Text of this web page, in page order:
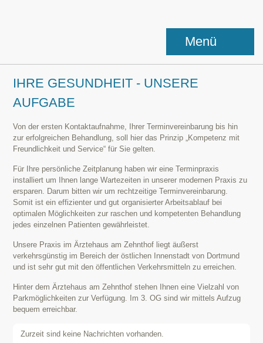
Menü
IHRE GESUNDHEIT - UNSERE
AUFGABE
Von der ersten Kontaktaufnahme, Ihrer Terminvereinbarung bis hin
zur erfolgreichen Behandlung, soll hier das Prinzip „Kompetenz mit
Freundlichkeit und Service“ für Sie gelten.
Für Ihre persönliche Zeitplanung haben wir eine Terminpraxis
installiert um Ihnen lange Wartezeiten in unserer modernen Praxis zu
ersparen. Darum bitten wir um rechtzeitige Terminvereinbarung.
Somit ist ein effizienter und gut organisierter Arbeitsablauf bei
optimalen Möglichkeiten zur raschen und kompetenten Behandlung
jedes einzelnen Patienten gewährleistet.
Unsere Praxis im Ärztehaus am Zehnthof liegt äußerst
verkehrsgünstig im Bereich der östlichen Innenstadt von Dortmund
und ist sehr gut mit den öffentlichen Verkehrsmitteln zu erreichen.
Hinter dem Ärztehaus am Zehnthof stehen Ihnen eine Vielzahl von
Parkmöglichkeiten zur Verfügung. Im 3. OG sind wir mittels Aufzug
bequem erreichbar.
Zurzeit sind keine Nachrichten vorhanden.